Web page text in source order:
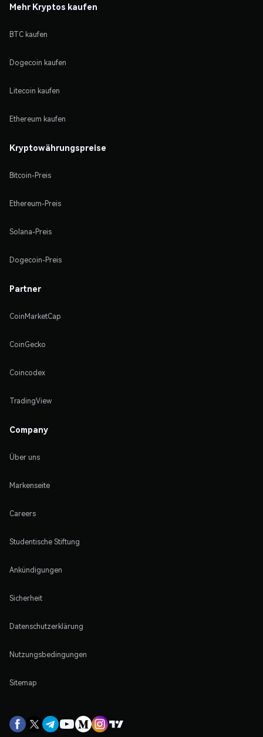
Mehr Kryptos kaufen
BTC kaufen
Dogecoin kaufen
Litecoin kaufen
Ethereum kaufen
Kryptowährungspreise
Bitcoin-Preis
Ethereum-Preis
Solana-Preis
Dogecoin-Preis
Partner
CoinMarketCap
CoinGecko
Coincodex
TradingView
Company
Über uns
Markenseite
Careers
Studentische Stiftung
Ankündigungen
Sicherheit
Datenschutzerklärung
Nutzungsbedingungen
Sitemap